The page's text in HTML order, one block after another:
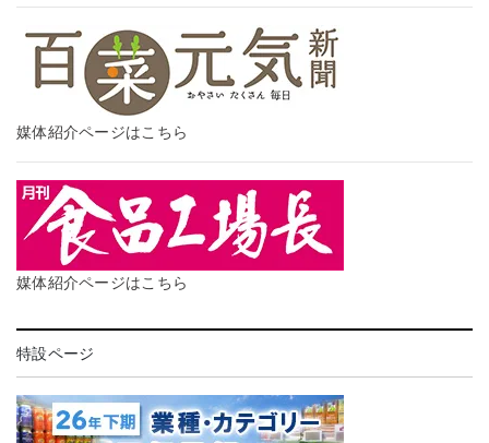
媒体紹介ページはこちら
媒体紹介ページはこちら
特設ページ